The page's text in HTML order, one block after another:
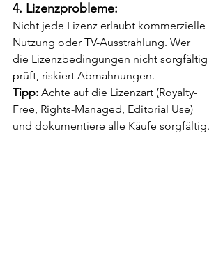
4. Lizenzprobleme:
Nicht jede Lizenz erlaubt kommerzielle
Nutzung oder TV-Ausstrahlung. Wer
die Lizenzbedingungen nicht sorgfältig
prüft, riskiert Abmahnungen.
Tipp: Achte auf die Lizenzart (Royalty-
Free, Rights-Managed, Editorial Use)
und dokumentiere alle Käufe sorgfältig.